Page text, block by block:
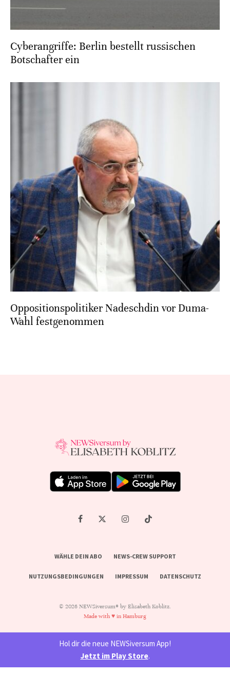
Cyberangriffe: Berlin bestellt russischen
Botschafter ein
Oppositionspolitiker Nadeschdin vor Duma-
Wahl festgenommen
WÄHLE DEIN ABO NEWS-CREW SUPPORT
NUTZUNGSBEDINGUNGEN IMPRESSUM DATENSCHUTZ
© 2026 NEWSiversum® by Elisabeth Koblitz.
Made with ♥ in Hamburg
Hol dir die neue NEWSiversum App!
Jetzt im Play Store.